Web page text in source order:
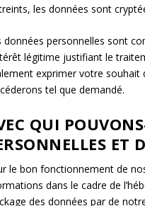
les données sont
données personnelles sont
légitime justifiant le
exprimer votre souhait
tel que demandé.
QUI
ET
le bon fonctionnement de
dans le cadre de
des données par de